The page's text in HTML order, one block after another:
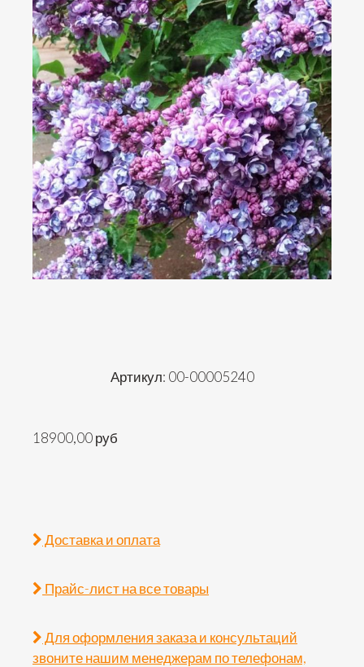
Артикул: 00-00005240
18900,00 руб
Доставка и оплата
Прайс-лист на все товары
Для оформления заказа и консультаций
звоните нашим менеджерам по телефонам,